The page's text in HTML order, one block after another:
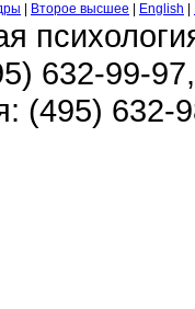
Второе высшее English
632-99-
(495) 632-